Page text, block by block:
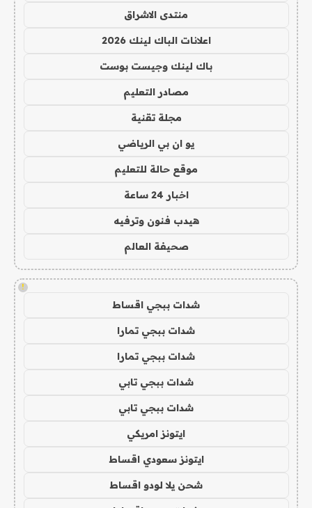
منتدى الاشراق
اعلانات الباك لينك 2026
باك لينك وجيست بوست
مصادر التعليم
مجلة تقنية
يو ان بي الرياضي
موقع حالة للتعليم
اخبار 24 ساعة
هيدب فنون وترفيه
صحيفة العالم
!
شدات ببجي اقساط
شدات ببجي تمارا
شدات ببجي تمارا
شدات ببجي تابي
شدات ببجي تابي
ايتونز امريكي
ايتونز سعودي اقساط
شحن يلا لودو اقساط